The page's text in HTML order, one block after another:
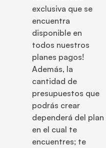
exclusiva que se
encuentra
disponible en
todos nuestros
planes pagos!
Además, la
cantidad de
presupuestos que
podrás crear
dependerá del plan
en el cual te
encuentres; te